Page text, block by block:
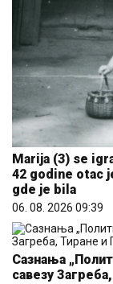
Marija (3) se
42 godine otac
gde je bila
06. 08. 2026 09:39
Сазнања
савезу